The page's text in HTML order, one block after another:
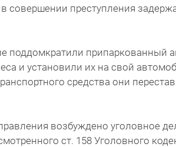
совершении преступления
поддомкратили припаркованный
и установили их на свой
средства они
возбуждено уголовное
ст. 158 Уголовного